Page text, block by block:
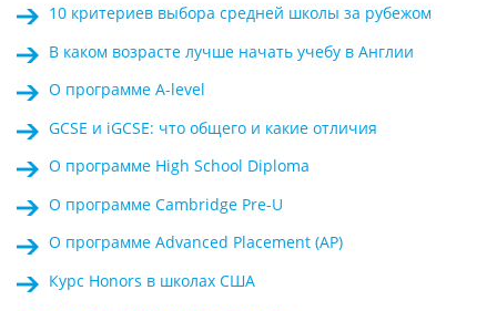
10 критериев выбора средней школы за рубежом
В каком возрасте лучше начать учебу в Англии
О программе A-level
GCSE и iGCSE: что общего и какие отличия
О программе High School Diploma
О программе Cambridge Pre-U
О программе Advanced Placement (AP)
Курс Honors в школах США